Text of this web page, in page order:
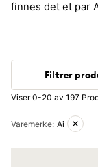
finnes det et par
Filtrer
Viser 0-20 av 197
Aktive filtre
Varemerke: Ai